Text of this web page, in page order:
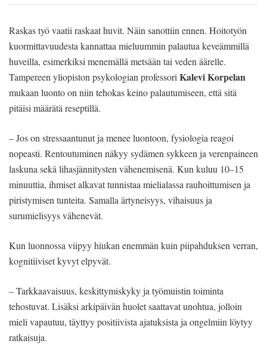
Raskas työ vaatii raskaat huvit. Näin sanottiin ennen. Hoitotyön
kuormittavuudesta kannattaa mieluummin palautua keveämmillä
huveilla, esimerkiksi menemällä metsään tai veden äärelle.
Tampereen yliopiston psykologian professori Kalevi Korpelan
mukaan luonto on niin tehokas keino palautumiseen, että sitä
pitäisi määrätä reseptillä.
– Jos on stressaantunut ja menee luontoon, fysiologia reagoi
nopeasti. Rentoutuminen näkyy sydämen sykkeen ja verenpaineen
laskuna sekä lihasjännitysten vähenemisenä. Kun kuluu 10–15
minuuttia, ihmiset alkavat tunnistaa mielialassa rauhoittumisen ja
piristymisen tunteita. Samalla ärtyneisyys, vihaisuus ja
surumielisyys vähenevät.
Kun luonnossa viipyy hiukan enemmän kuin piipahduksen verran,
kognitiiviset kyvyt elpyvät.
– Tarkkaavaisuus, keskittymiskyky ja työmuistin toiminta
tehostuvat. Lisäksi arkipäivän huolet saattavat unohtua, jolloin
mieli vapautuu, täyttyy positiivista ajatuksista ja ongelmiin löytyy
ratkaisuja.